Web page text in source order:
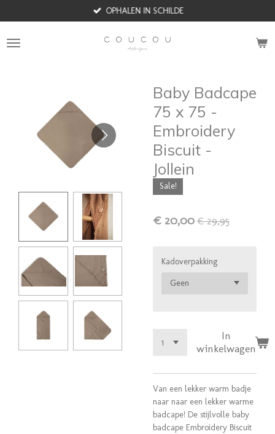
direct
naar
de
OPHALEN IN SCHILDE
Baby Badcape
75 x 75 -
Embroidery
Biscuit -
Jollein
Sale!
€ 20,00 € 29,95
Kadoverpakking
In
winkelwagen
Van een lekker warm badje
naar naar een lekker warme
badcape! De stijlvolle baby
badcape Embroidery Biscuit